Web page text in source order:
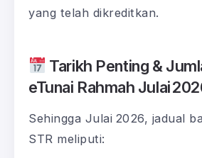
yang telah dikreditkan.
Tarikh Penting &
eTunai Rahmah Julai
Sehingga Julai 2026, jadual
STR meliputi: